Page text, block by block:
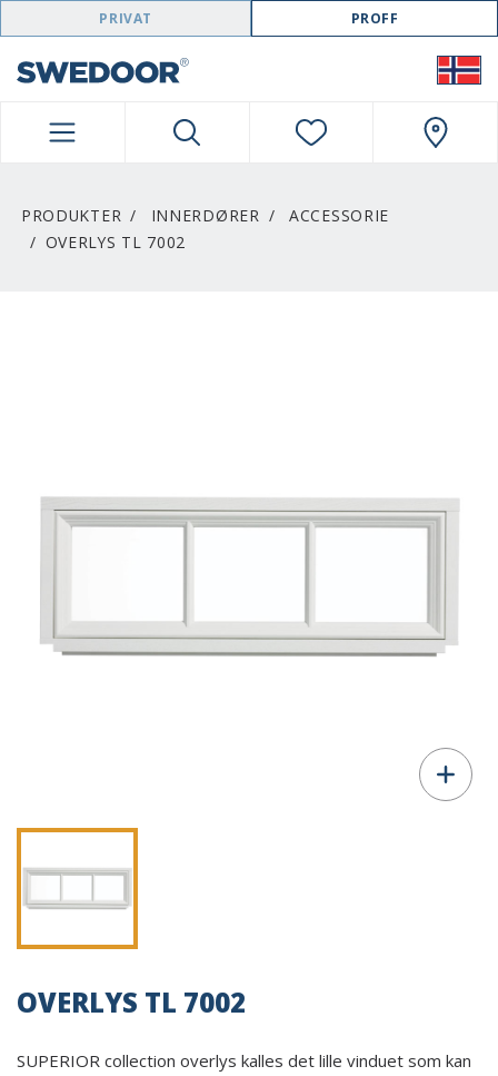
SWEDOOR NAVIGATION
PRIVAT PROFF
PRODUKTER INNERDØRER
ACCESSORIE
OVERLYS TL 7002
OVERLYS TL 7002
SUPERIOR collection overlys kalles det lille vinduet som kan